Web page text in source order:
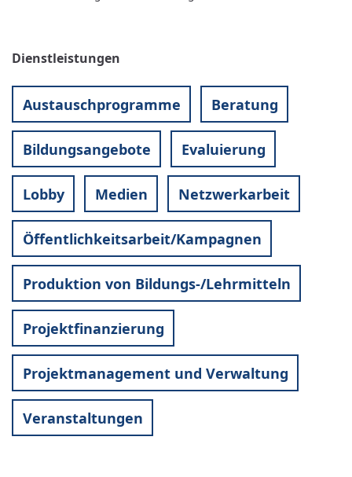
Dienstleistungen
Austauschprogramme Beratung
Bildungsangebote Evaluierung
Lobby Medien Netzwerkarbeit
Öffentlichkeitsarbeit/Kampagnen
Produktion von Bildungs-/Lehrmitteln
Projektfinanzierung
Projektmanagement und Verwaltung
Veranstaltungen